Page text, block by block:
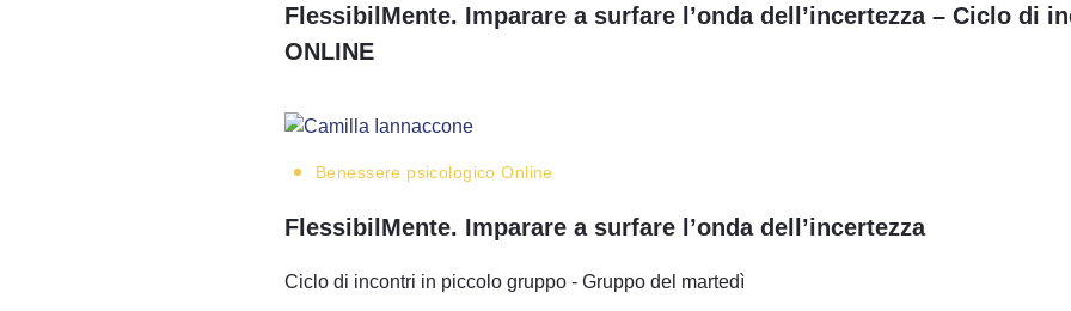
FlessibilMente. Imparare a surfare l’onda dell’incertezza – Ciclo di
ONLINE
Benessere psicologico Online
FlessibilMente. Imparare a surfare l’onda dell’incertezza
Ciclo di incontri in piccolo gruppo - Gruppo del martedì